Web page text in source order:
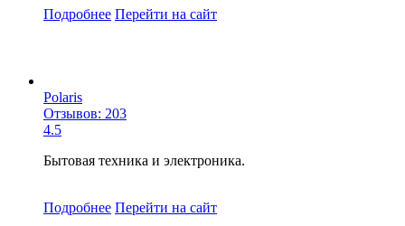
Подробнее Перейти на сайт
Polaris
Отзывов: 203
4.5
Бытовая техника и электроника.
Подробнее Перейти на сайт